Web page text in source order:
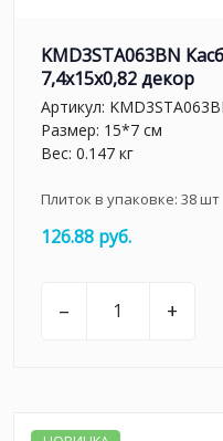
KMD3STA063BN
7,4x15x0,82 декор
Артикул:
Размер: 15*7 см
Вес: 0.147 кг
Плиток в упаковке: 38шт
126.88 руб.
– +